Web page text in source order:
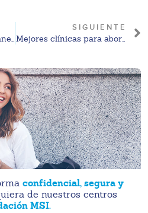
Covid y abortos espontáneos
SIGUIENTE
Mejores clínicas para abortar
confidencial, segura y
de nuestros centros
MSI.